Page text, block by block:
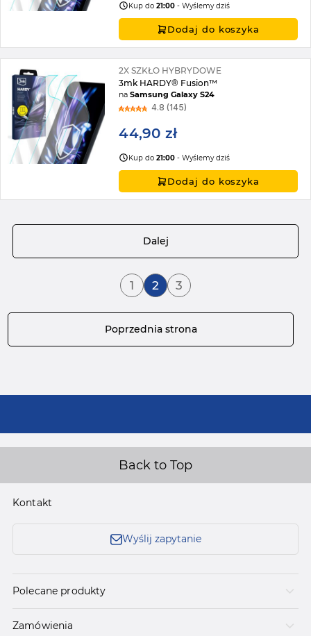
Kup do21:00 - Wyślemy dziś
Dodaj do koszyka
2X SZKŁO HYBRYDOWE
3mk HARDY® Fusion™
naSamsung Galaxy S24
4.8 (145)
44,90 zł
Kup do21:00 - Wyślemy dziś
Dodaj do koszyka
Poprzednia strona
Strona
1 Aktualnie czytasz stronę
2 Strona
3
Dalej
Back to Top
Kontakt
Wyślij zapytanie
Polecane produkty
Zamówienia